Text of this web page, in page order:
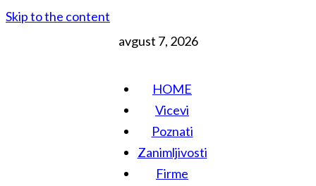
Skip to the content
avgust 7, 2026
HOME
Vicevi
Poznati
Zanimljivosti
Firme